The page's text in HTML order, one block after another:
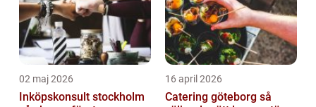
02 maj 2026
Inköpskonsult stockholm
16 april 2026
Catering göteborg så